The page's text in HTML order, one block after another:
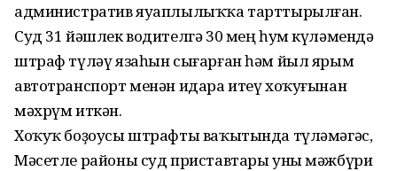
административ яуаплылыҡҡа тарттырылған.
Суд 31 йәшлек водителгә 30 мең һум күләмендә
штраф түләү язаһын сығарған һәм йыл ярым
автотранспорт менән идара итеү хоҡуғынан
мәхрүм иткән.
Хоҡуҡ боҙоусы штрафты ваҡытында түләмәгәс,
Мәсетле районы суд приставтары уны мәжбүри